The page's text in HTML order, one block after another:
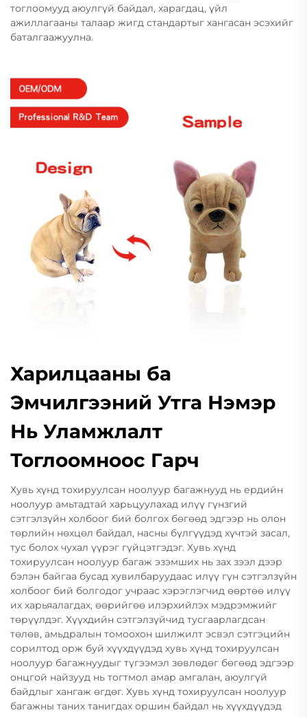
тоглоомууд аюулгүй байдал, харагдац, үйл
ажиллагааны талаар жигд стандартыг хангасан эсэхийг
баталгаажуулна.
Харилцааны ба
Эмчилгээний Утга Нэмэр
Нь Уламжлалт
Тоглоомноос Гарч
Хувь хүнд тохируулсан ноолуур багажнууд нь ердийн
ноолуур амьтадтай харьцуулахад илүү гүнзгий
сэтгэлзүйн холбоог бий болгох бөгөөд эдгээр нь олон
төрлийн нөхцөл байдал, насны бүлгүүдэд хүчтэй засал,
тус болох чухал үүрэг гүйцэтгэдэг. Хувь хүнд
тохируулсан ноолуур багаж эзэмших нь зах зээл дээр
бэлэн байгаа бусад хувилбаруудаас илүү гүн сэтгэлзүйн
холбоог бий болгодог учраас хэрэглэгчид өөртөө илүү
их харьяалагдах, өөрийгөө илэрхийлэх мэдрэмжийг
төрүүлдэг. Хүүхдийн сэтгэлзүйчид тусгаарлагдсан
төлөв, амьдралын томоохон шилжилт эсвэл сэтгэцийн
сорилтод орж буй хүүхдүүдэд хувь хүнд тохируулсан
ноолуур багажнуудыг түгээмэл зөвлөдөг бөгөөд эдгээр
онцгой найзууд нь тогтмол амар амгалан, аюулгүй
байдлыг хангаж өгдөг. Хувь хүнд тохируулсан ноолуур
багажны таних танигдах оршин байдал нь хүүхдүүдэд